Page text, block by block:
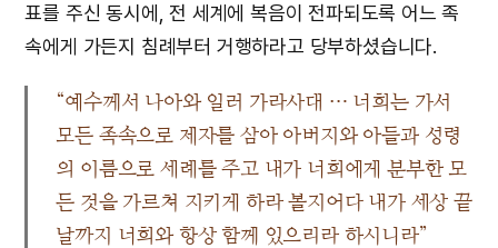
표를 주신 동시에, 전 세계에 복음이 전파되도록 어느 족
속에게 가든지 침례부터 거행하라고 당부하셨습니다.
“예수께서 나아와 일러 가라사대 … 너희는 가서
모든 족속으로 제자를 삼아 아버지와 아들과 성령
의 이름으로 세례를 주고 내가 너희에게 분부한 모
든 것을 가르쳐 지키게 하라 볼지어다 내가 세상 끝
날까지 너희와 항상 함께 있으리라 하시니라”